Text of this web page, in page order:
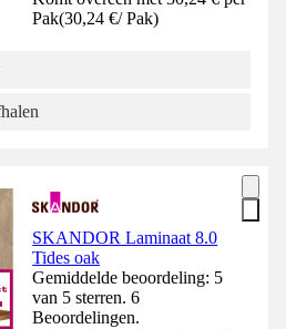
Pak(30,24 €/ Pak)
SKANDOR Laminaat 8.0
Tides oak
Gemiddelde beoordeling: 5
van 5 sterren. 6
Beoordelingen.